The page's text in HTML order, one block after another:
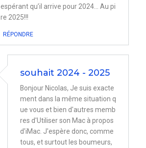
espérant qu’il arrive pour 2024… Au pi
re 2025!!!
RÉPONDRE
souhait 2024 - 2025
Bonjour Nicolas, Je suis exacte
ment dans la même situation q
ue vous et bien d'autres memb
res d'Utiliser son Mac à propos
d'iMac. J'espère donc, comme
tous, et surtout les boumeurs,